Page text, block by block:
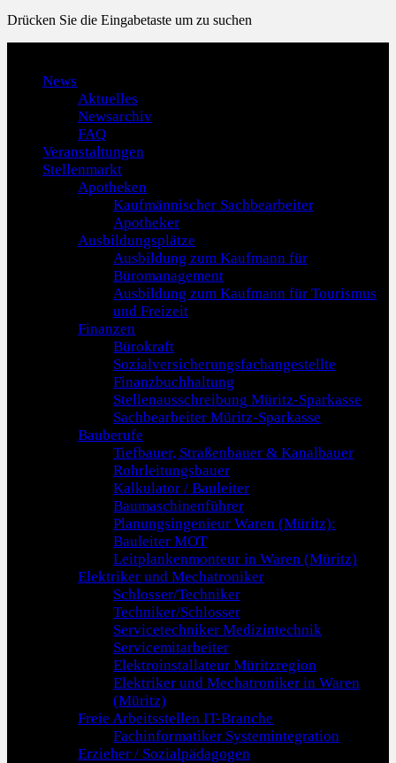
Drücken Sie die Eingabetaste um zu suchen
News
Aktuelles
Newsarchiv
FAQ
Veranstaltungen
Stellenmarkt
Apotheken
Kaufmännischer Sachbearbeiter
Apotheker
Ausbildungsplätze
Ausbildung zum Kaufmann für
Büromanagement
Ausbildung zum Kaufmann für Tourismus
und Freizeit
Finanzen
Bürokraft
Sozialversicherungsfachangestellte
Finanzbuchhaltung
Stellenausschreibung Müritz-Sparkasse
Sachbearbeiter Müritz-Sparkasse
Bauberufe
Tiefbauer, Straßenbauer & Kanalbauer
Rohrleitungsbauer
Kalkulator / Bauleiter
Baumaschinenführer
Planungsingenieur Waren (Müritz):
Bauleiter MOT
Leitplankenmonteur in Waren (Müritz)
Elektriker und Mechatroniker
Schlosser/Techniker
Techniker/Schlosser
Servicetechniker Medizintechnik
Servicemitarbeiter
Elektroinstallateur Müritzregion
Elektriker und Mechatroniker in Waren
(Müritz)
Freie Arbeitsstellen IT-Branche
Fachinformatiker Systemintegration
Erzieher / Sozialpädagogen